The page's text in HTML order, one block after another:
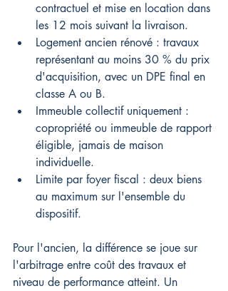
contractuel et mise en location dans
les 12 mois suivant la livraison.
Logement ancien rénové : travaux
représentant au moins 30 % du prix
d'acquisition, avec un DPE final en
classe A ou B.
Immeuble collectif uniquement :
copropriété ou immeuble de rapport
éligible, jamais de maison
individuelle.
Limite par foyer fiscal : deux biens
au maximum sur l'ensemble du
dispositif.
Pour l'ancien, la différence se joue sur
l'arbitrage entre coût des travaux et
niveau de performance atteint. Un